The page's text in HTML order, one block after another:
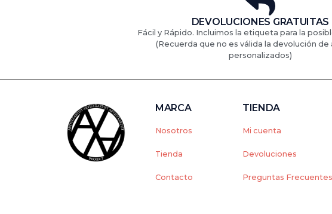
DEVOLUCIONES GRATUITAS
Fácil y Rápido. Incluimos la etiqueta para la
(Recuerda que no es válida la devolución de
personalizados)
MARCA
Nosotros
Tienda
Contacto
TIENDA
Mi cuenta
Devoluciones
Preguntas Frecuentes